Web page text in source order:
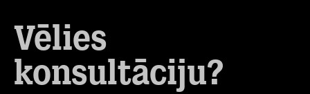
Vēlies
konsultāciju?